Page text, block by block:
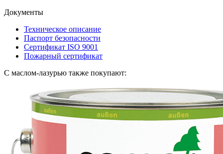
Документы
Техническое описание
Паспорт безопасности
Сертификат ISO 9001
Пожарный сертификат
С маслом-лазурью также покупают: